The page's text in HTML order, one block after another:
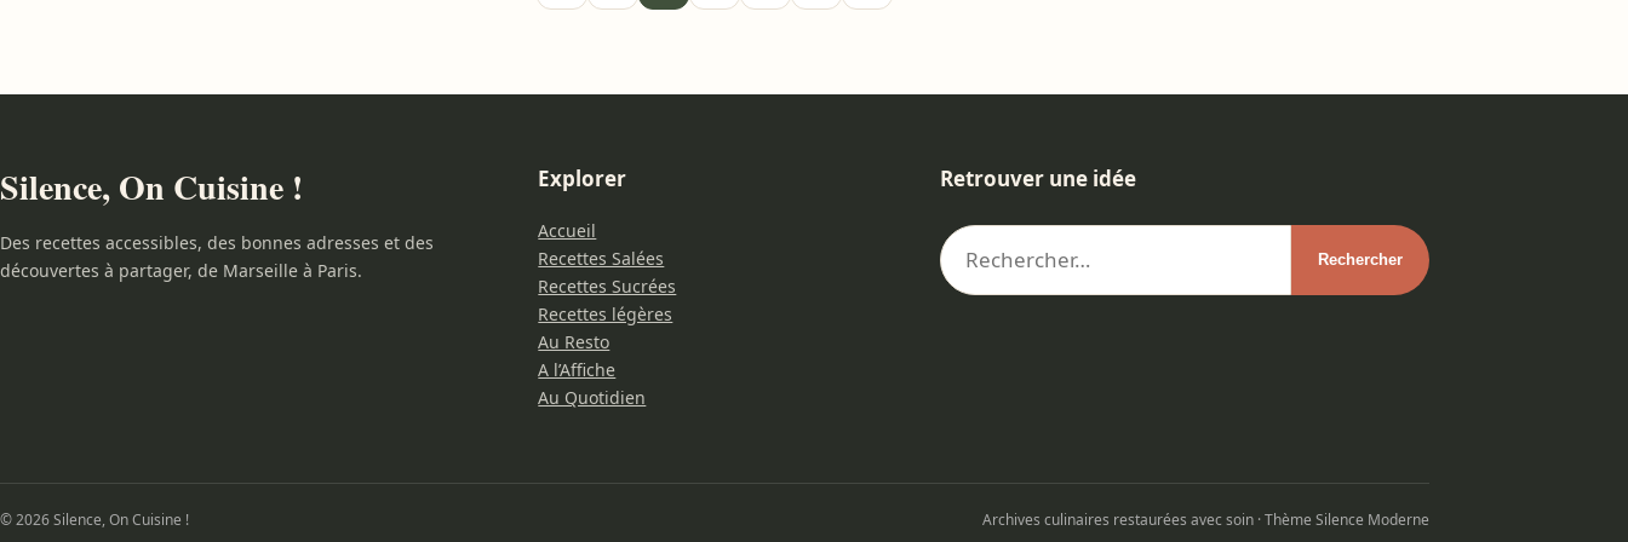
Silence, On Cuisine !
Des recettes accessibles, des bonnes adresses et des
découvertes à partager, de Marseille à Paris.
Explorer
Accueil
Recettes Salées
Recettes Sucrées
Recettes légères
Au Resto
A l’Affiche
Au Quotidien
Retrouver une idée
© 2026 Silence, On Cuisine ! Archives culinaires restaurées avec soin · Thème Silence Moderne